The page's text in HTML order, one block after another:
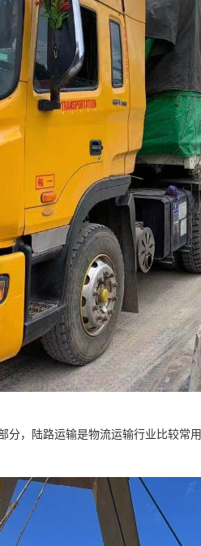
分，陆路运输是物流运输行业比较常